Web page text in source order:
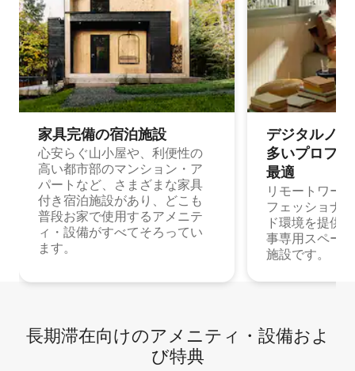
家具完備の宿⁠泊⁠施⁠設
心安らぐ山小屋や、利便性の
高い都市部のマンション・ア
パートなど、さまざまな家具
付き宿泊施設があり、どこも
普段お家で使用するアメニテ
ィ・設備がすべてそろってい
ます。
デジタルノ
多⁠いプ⁠ロ⁠フ⁠
最⁠適
リモートワー
フェッショナ
ド環境を提供
事専用スペー
施設です。
長期滞在向け⁠のア⁠メ⁠ニ⁠テ⁠ィ⁠・設⁠備⁠およ
び特⁠典